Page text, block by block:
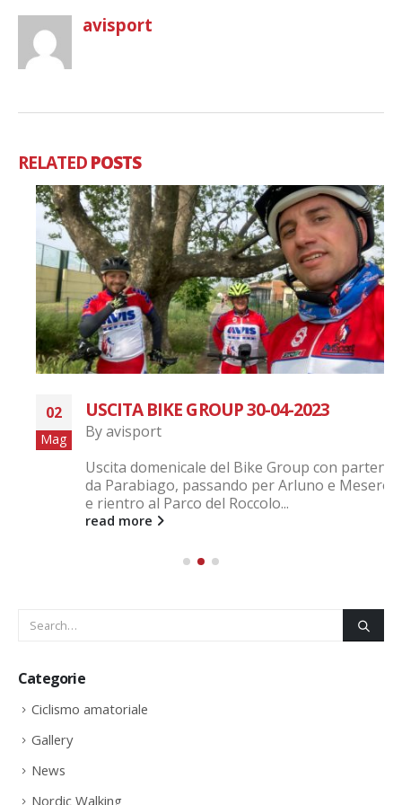
avisport
RELATEDPOSTS
Mag
USCITA BIKE GROUP 30-04-2023
Byavisport
Uscita domenicale del Bike Group con partenza
da Parabiago, passando per Arluno e Mesero
e rientro al Parco del Roccolo...
read more
Categorie
Ciclismo amatoriale
Gallery
News
Nordic Walking